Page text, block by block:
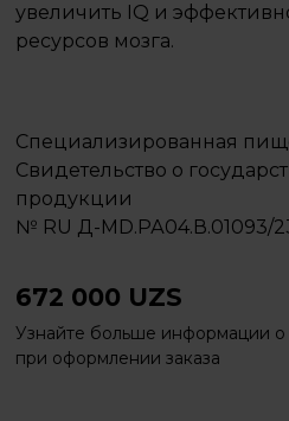
увеличить IQ и
ресурсов мозга.
Специализированная
Свидетельство о
продукции
№ RU Д-MD.РА04.В.01093/
672 000 UZS
Узнайте больше информации о
при оформлении заказа